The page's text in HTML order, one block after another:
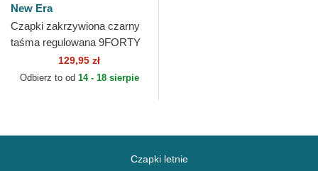
New Era
Czapki zakrzywiona czarny
taśma regulowana 9FORTY
The League Utah Jazz NBA
New Era
129,95 zł
Odbierz to od 14 - 18 sierpie
Czapki letnie